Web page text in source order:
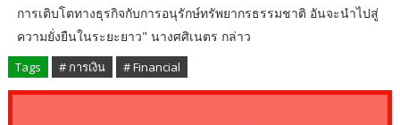
การเติบโตทางธุรกิจกับการอนุรักษ์ทรัพยากรธรรมชาติ อันจะนำไปสู่
ความยั่งยืนในระยะยาว" นางศศิเนตร กล่าว
Tags # การเงิน # Financial